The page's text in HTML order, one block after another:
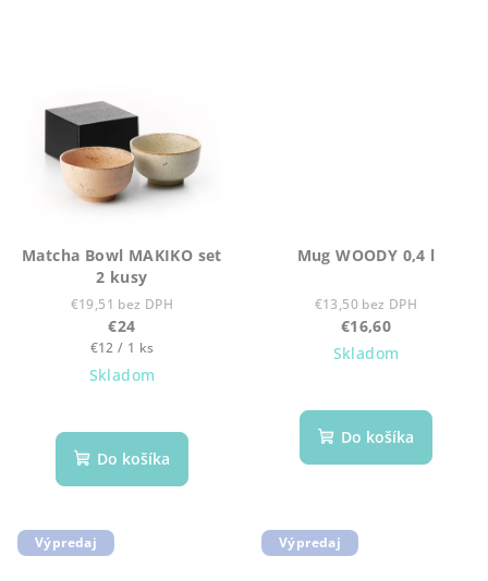
Matcha Bowl MAKIKO set
2 kusy
€19,51 bez DPH
€24
Jednotková
cena:
€12 / 1 ks
Skladom
Do košíka
Mug WOODY 0,4 l
€13,50 bez DPH
€16,60
Skladom
Do košíka
Výpredaj Výpredaj